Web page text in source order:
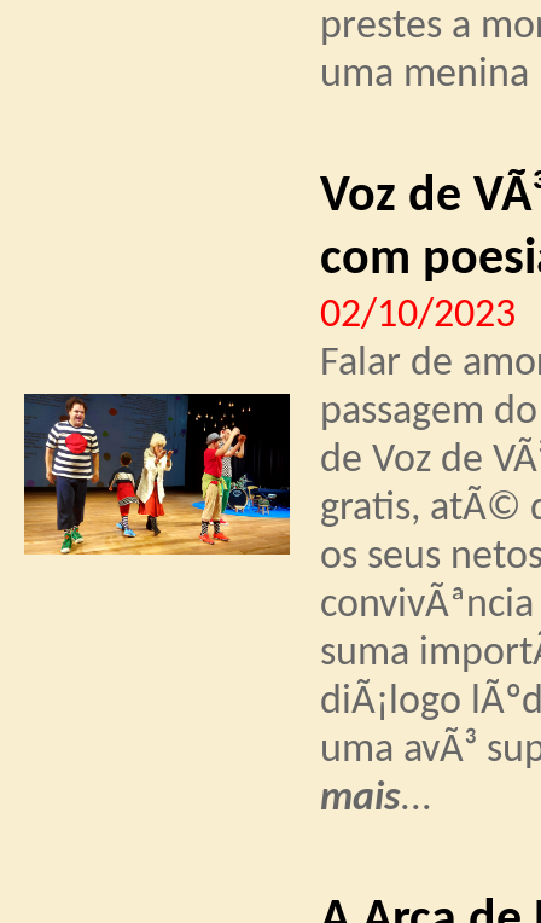
prestes a
uma
Voz de
com
02/10/2023
Falar de
passagem
de Voz de
gratis, atÃ©
os seus
suma
diÃ¡logo
uma avÃ³
mais...